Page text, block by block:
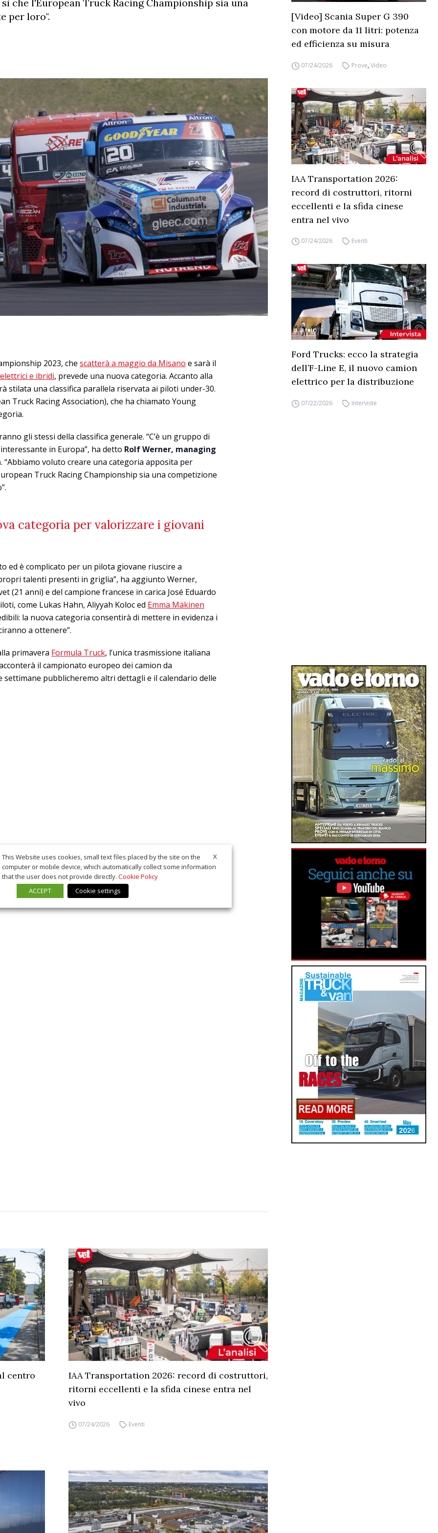
che l'European Truck Racing Championship sia una
per loro".
2023, che scatterà a maggio da Misano e sarà il
e ibridi, prevede una nuova categoria. Accanto alla
stilata una classifica parallela riservata ai piloti under-30.
Truck Racing Association), che ha chiamato Young
gli stessi della classifica generale. “C’è un gruppo di
in Europa”, ha detto Rolf Werner, managing
. “Abbiamo voluto creare una categoria apposita per
Truck Racing Championship sia una competizione
categoria per valorizzare i giovani
ed è complicato per un pilota giovane riuscire a
talenti presenti in griglia”, ha aggiunto Werner,
(21 anni) e del campione francese in carica José Eduardo
come Lukas Hahn, Aliyyah Koloc ed Emma Mäkinen
la nuova categoria consentirà di mettere in evidenza i
a ottenere”.
primavera Formula Truck, l’unica trasmissione italiana
il campionato europeo dei camion da
settimane pubblicheremo altri dettagli e il calendario delle
[Video] Scania Super G 390
con motore da 11 litri: potenza
ed efficienza su misura
07/24/2026 Prove,Video
IAA Transportation 2026:
record di costruttori, ritorni
eccellenti e la sfida cinese
entra nel vivo
07/24/2026 Eventi
Ford Trucks: ecco la strategia
dell’F-Line E, il nuovo camion
elettrico per la distribuzione
07/22/2026 Interviste
centro
IAA Transportation 2026: record di costruttori,
ritorni eccellenti e la sfida cinese entra nel
vivo
07/24/2026 Eventi
X
This Website uses cookies, small text files placed by the site on the
computer or mobile device, which automatically collect some information
that the user does not provide directly. Cookie Policy
ACCEPT
Cookie settings